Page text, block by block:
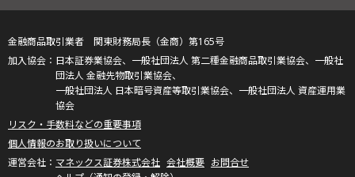
金融商品取引業者 関東財務局長（金商）第165号
日本証券業協会、一般社団法人 第二種金融商品取引業協会、一般社
団法人 金融先物取引業協会、
一般社団法人 日本暗号資産等取引業協会、一般社団法人 資産運用業
協会
リスク・手数料などの重要事項
個人情報のお取り扱いについて
マネックス証券株式会社 会社概要 お問合せ